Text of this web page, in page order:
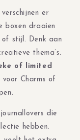
er
boxen draaien
of stijl. Denk aan
thema’s.
of limited
Charms of
die
hebben.